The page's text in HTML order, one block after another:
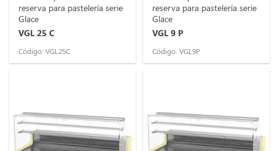
reserva para pastelería serie
Glace
VGL 25 C
Código: VGL25C
reserva para pastelería serie
Glace
VGL 9 P
Código: VGL9P